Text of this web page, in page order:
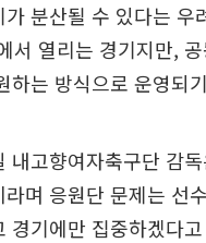
분산될 수 있다는 우
서 열리는 경기지만,
하는 방식으로 운영되
내고향여자축구단 감
며 응원단 문제는 선
경기에만 집중하겠다